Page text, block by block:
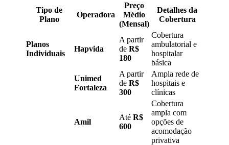
Tipo de
Plano
Operadora
Preço
Médio
(Mensal)
Detalhes da
Cobertura
Planos
Individuais
Hapvida
A partir
de R$
180
Cobertura
ambulatorial e
hospitalar
básica
Unimed
Fortaleza
A partir
de R$
300
Ampla rede de
hospitais e
clínicas
Amil
Até R$
600
Cobertura
ampla com
opções de
acomodação
privativa